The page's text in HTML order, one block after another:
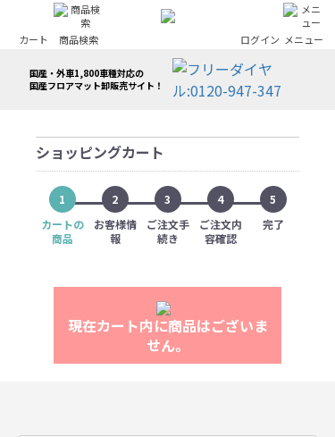
商品検索 ログイン
カート メニュー
国産・外車1,800車種対応の
国産フロアマット卸販売サイト！
ショッピングカート
1
カートの
商品
2
お客様情
報
3
ご注文手
続き
4
ご注文内
容確認
5
完了
現在カート内に商品はございま
せん。